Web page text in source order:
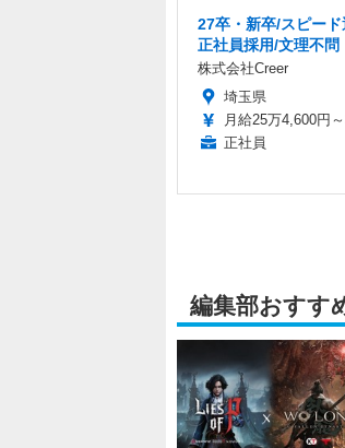
27卒・新卒/スピー
正社員採用/文理不問
株式会社Creer
埼玉県
月給25万4,600円
正社員
編集部おすす